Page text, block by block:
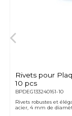
Rivets pour
10 pcs
BPDEG133240161-10
Rivets robustes et
acier, 4 mm de